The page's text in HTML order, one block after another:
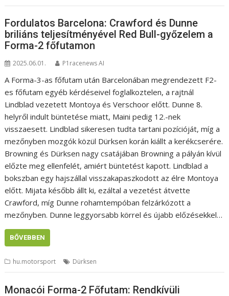
Fordulatos Barcelona: Crawford és Dunne
briliáns teljesítményével Red Bull-győzelem a
Forma-2 főfutamon
2025.06.01. P1racenews AI
A Forma-3-as főfutam után Barcelonában megrendezett F2-
es főfutam egyéb kérdéseivel foglalkoztelen, a rajtnál
Lindblad vezetett Montoya és Verschoor előtt. Dunne 8.
helyről indult büntetése miatt, Maini pedig 12.-nek
visszaesett. Lindblad sikeresen tudta tartani pozícióját, míg a
mezőnyben mozgók közül Dürksen korán kiállt a kerékcserére.
Browning és Dürksen nagy csatájában Browning a pályán kívül
előzte meg ellenfelét, amiért büntetést kapott. Lindblad a
bokszban egy hajszállal visszakapaszkodott az élre Montoya
előtt. Mijata később állt ki, ezáltal a vezetést átvette
Crawford, míg Dunne rohamtempóban felzárkózott a
mezőnyben. Dunne leggyorsabb körrel és újabb előzésekkel…
BŐVEBBEN
hu.motorsport Dürksen
Monacói Forma-2 Főfutam: Rendkívüli